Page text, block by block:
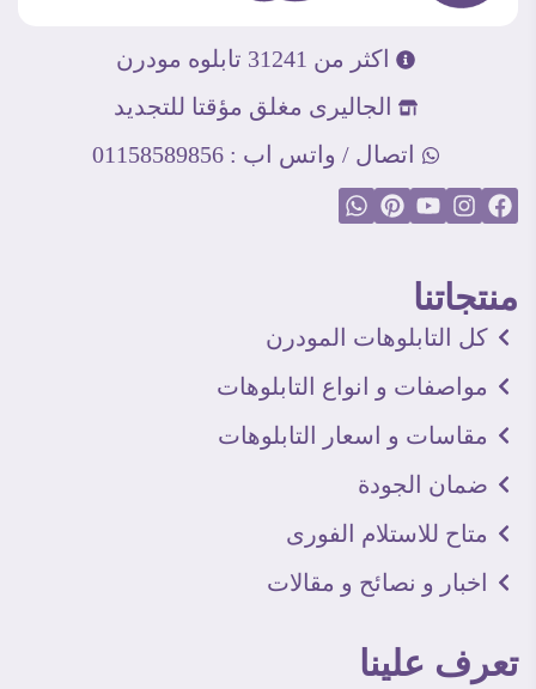
اكثر من 31241 تابلوه مودرن
الجاليرى مغلق مؤقتا للتجديد
اتصال / واتس اب : 01158589856
منتجاتنا
كل التابلوهات المودرن
مواصفات و انواع التابلوهات
مقاسات و اسعار التابلوهات
ضمان الجودة
متاح للاستلام الفورى
اخبار و نصائح و مقالات
تعرف علينا